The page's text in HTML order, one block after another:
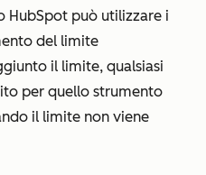
HubSpot può utilizzare i
del limite
il limite, qualsiasi
per quello strumento
il limite non viene